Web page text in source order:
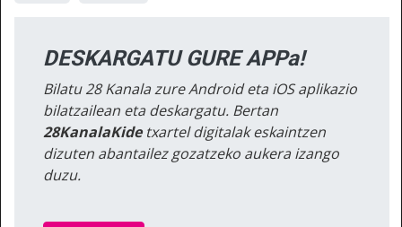
DESKARGATU GURE APPa!
Bilatu 28 Kanala zure Android eta iOS aplikazio
bilatzailean eta deskargatu. Bertan
28KanalaKidetxartel digitalak eskaintzen
dizuten abantailez gozatzeko aukera izango
duzu.